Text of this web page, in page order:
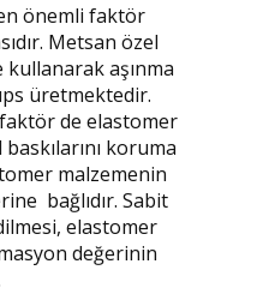
önemli faktör
Metsan özel
kullanarak aşınma
üretmektedir.
de elastomer
koruma
malzemenin
bağlıdır. Sabit
elastomer
değerinin